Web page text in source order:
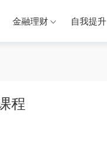
金融理财 自我提升
程